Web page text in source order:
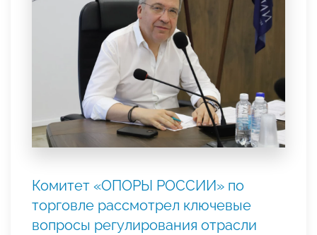
Комитет «ОПОРЫ РОССИИ» по
торговле рассмотрел ключевые
вопросы регулирования отрасли